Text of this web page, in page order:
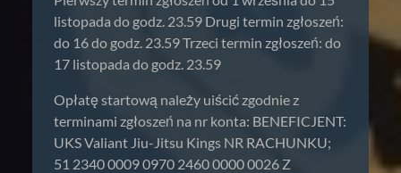
listopada do godz. 23.59 Drugi termin zgłoszeń:
do 16 do godz. 23.59 Trzeci termin zgłoszeń: do
17 listopada do godz. 23.59
Opłatę startową należy uiścić zgodnie z
terminami zgłoszeń na nr konta: BENEFICJENT:
UKS Valiant Jiu-Jitsu Kings NR RACHUNKU;
51 2340 0009 0970 2460 0000 0026 Z